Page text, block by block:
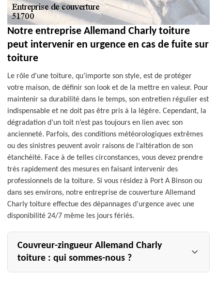
Notre entreprise Allemand Charly toiture
peut intervenir en urgence en cas de fuite sur
toiture
Le rôle d’une toiture, qu’importe son style, est de protéger
votre maison, de définir son look et de la mettre en valeur. Pour
maintenir sa durabilité dans le temps, son entretien régulier est
indispensable et ne doit pas être pris à la légère. Cependant, la
dégradation d’un toit n’est pas toujours en lien avec son
ancienneté. Parfois, des conditions météorologiques extrêmes
ou des sinistres peuvent avoir raisons de l’altération de son
étanchéité. Face à de telles circonstances, vous devez prendre
très rapidement des mesures en faisant intervenir des
professionnels de la toiture. Si vous résidez à Port A Binson ou
dans ses environs, notre entreprise de couverture Allemand
Charly toiture effectue des dépannages d’urgence avec une
disponibilité 24/7 même les jours fériés.
Couvreur-zingueur Allemand Charly
toiture : qui sommes-nous ?